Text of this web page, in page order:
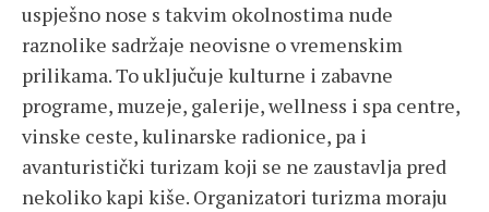
uspješno nose s takvim okolnostima nude
raznolike sadržaje neovisne o vremenskim
prilikama. To uključuje kulturne i zabavne
programe, muzeje, galerije, wellness i spa centre,
vinske ceste, kulinarske radionice, pa i
avanturistički turizam koji se ne zaustavlja pred
nekoliko kapi kiše. Organizatori turizma moraju